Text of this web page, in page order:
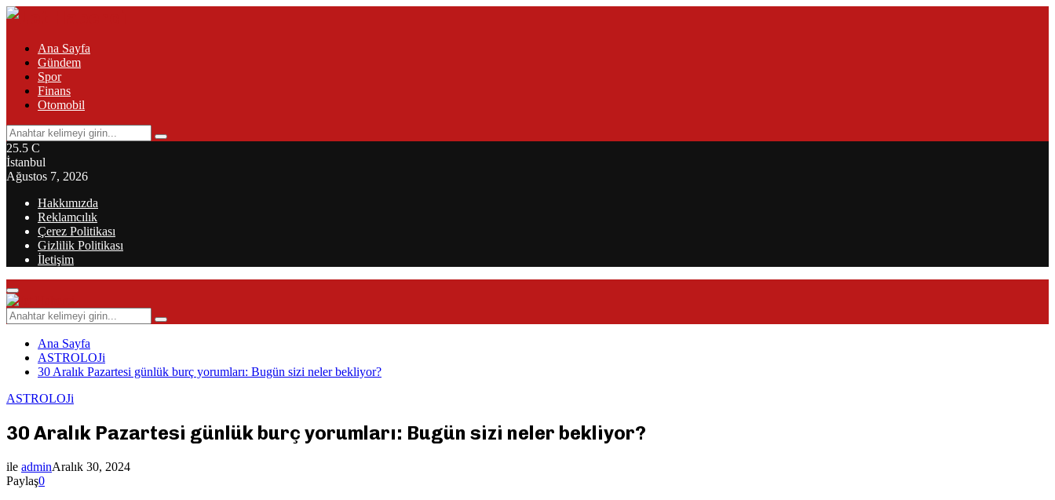
Ana Sayfa
Gündem
Spor
Finans
Otomobil
Search
for:
Search
25.5 C
İstanbul
Ağustos 7, 2026
Hakkımızda
Reklamcılık
Çerez Politikası
Gizlilik Politikası
İletişim
Primary
Menu
Search
for:
Search
Ana Sayfa
ASTROLOJi
30 Aralık Pazartesi günlük burç yorumları: Bugün sizi neler bekliyor?
ASTROLOJi
30 Aralık Pazartesi günlük burç yorumları: Bugün sizi neler bekliyor?
ile adminAralık 30, 2024
Paylaş0